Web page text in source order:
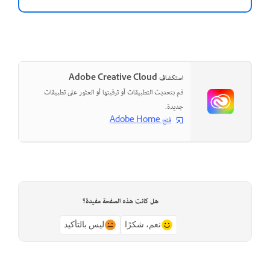
استكشاف Adobe Creative Cloud
قم بتحديث التطبيقات أو ترقيتها أو العثور على تطبيقات
جديدة.
فتح Adobe Home
هل كانت هذه الصفحة مفيدة؟
نعم، شكرًا ليس بالتأكيد